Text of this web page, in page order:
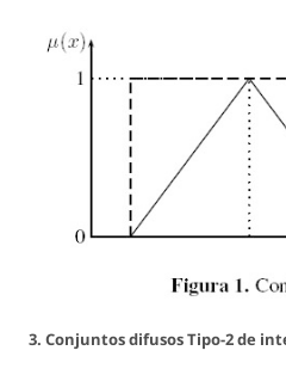
3. Conjuntos difusos Tipo-2 de